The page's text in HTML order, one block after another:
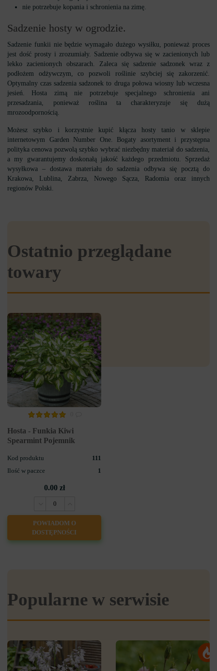
nie potrzebuje kopania i schronienia na zimę.
Sadzenie hosty w ogrodzie.
Sadzenie funkii nie będzie wymagało dużego wysiłku, ponieważ proces
jest dość prosty i zrozumiały. Sadzenie odbywa się w zacienionych lub
lekko zacienionych obszarach. Zaleca się sadzenie sadzonek wraz z
podłożem odżywczym, co pozwoli roślinie szybciej się zakorzenić.
Optymalny czas sadzenia sadzonek to druga połowa wiosny lub wczesna
jesień. Hosta zimą nie potrzebuje specjalnego schronienia ani
przesadzania, ponieważ roślina ta charakteryzuje się dużą
mrozoodpornością.
Możesz szybko i korzystnie kupić kłącza hosty tanio w sklepie
internetowym Garden Number One. Bogaty asortyment i przystępna
polityka cenowa pozwolą szybko wybrać niezbędny materiał do sadzenia,
a my gwarantujemy doskonałą jakość każdego przedmiotu. Sprzedaż
wysyłkowa – dostawa materiału do sadzenia odbywa się pocztą do
Krakowa, Lublina, Zabrza, Nowego Sącza, Radomia oraz innych
regionów Polski.
Ostatnio przeglądane
towary
Hosta - Funkia Kiwi
Spearmint Pojemnik
Kod produktu
111
Ilość w paczce
1
0.00 zł
POWIADOM O
DOSTĘPNOŚCI
Popularne w serwisie